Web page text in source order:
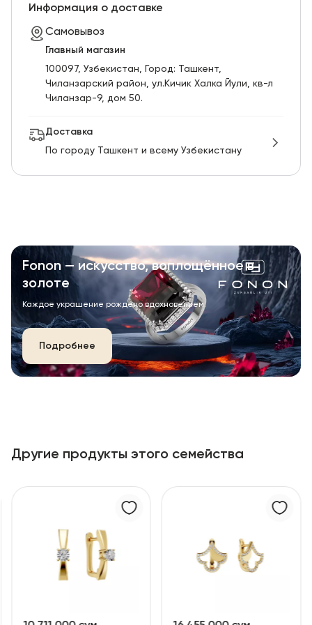
RU ENG
Информация о доставке
Самовывоз
Главный магазин
100097, Узбекистан, Город: Ташкент,
Чиланзарский pайон, ул.Кичик Халка Йули, кв-л
Чиланзар-9, дом 50.
Доставка
По городу Ташкент и всему Узбекистану
Fonon — искусство, воплощённое в
золоте
Каждое украшение рождено вдохновением.
Подробнее
Другие продукты этого семейства